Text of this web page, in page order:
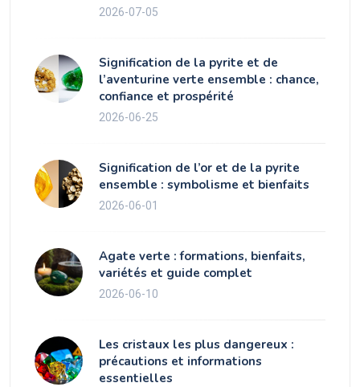
2026-07-05
Signification de la pyrite et de
l’aventurine verte ensemble : chance,
confiance et prospérité
2026-06-25
Signification de l’or et de la pyrite
ensemble : symbolisme et bienfaits
2026-06-01
Agate verte : formations, bienfaits,
variétés et guide complet
2026-06-10
Les cristaux les plus dangereux :
précautions et informations
essentielles